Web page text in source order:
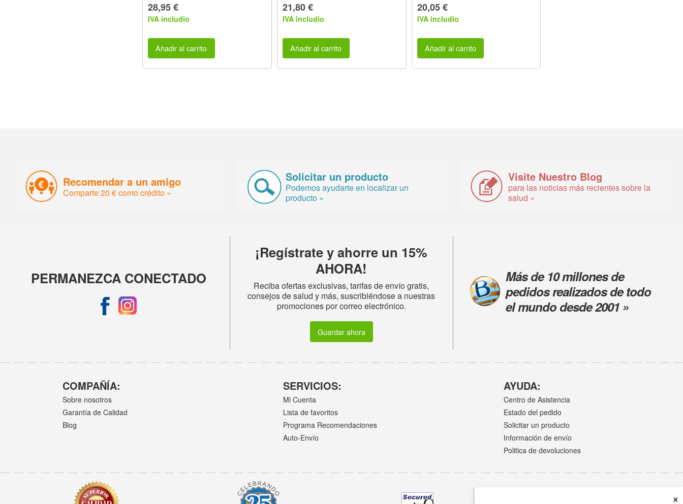
×
28,95 €
IVA includio
Añadir al carrito
21,80 €
IVA includio
Añadir al carrito
20,05 €
IVA includio
Añadir al carrito
Recomendar a un amigo
Comparte 20 € como crédito »
Solicitar un producto
Podemos ayudarte en localizar un
producto »
Visite Nuestro Blog
para las noticias más recientes sobre la
salud »
PERMANEZCA CONECTADO
¡Regístrate y ahorre un 15%
AHORA!
Reciba ofertas exclusivas, tarifas de envío gratis,
consejos de salud y más, suscribiéndose a nuestras
promociones por correo electrónico.
Guardar ahora
Más de 10 millones de
pedidos realizados de todo
el mundo desde 2001 »
COMPAÑÍA:
Sobre nosotros
Garantía de Calidad
Blog
SERVICIOS:
Mi Cuenta
Lista de favoritos
Programa Recomendaciones
Auto-Envío
AYUDA:
Centro de Asistencia
Estado del pedido
Solicitar un producto
Información de envío
Politica de devoluciones